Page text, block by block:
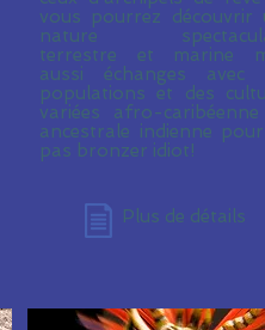
vous pourrez découvrir
nature
terrestre et marine
aussi échanges avec
populations et des
variées afro-
ancestrale indienne
pas bronzer idiot!
Plus de détails